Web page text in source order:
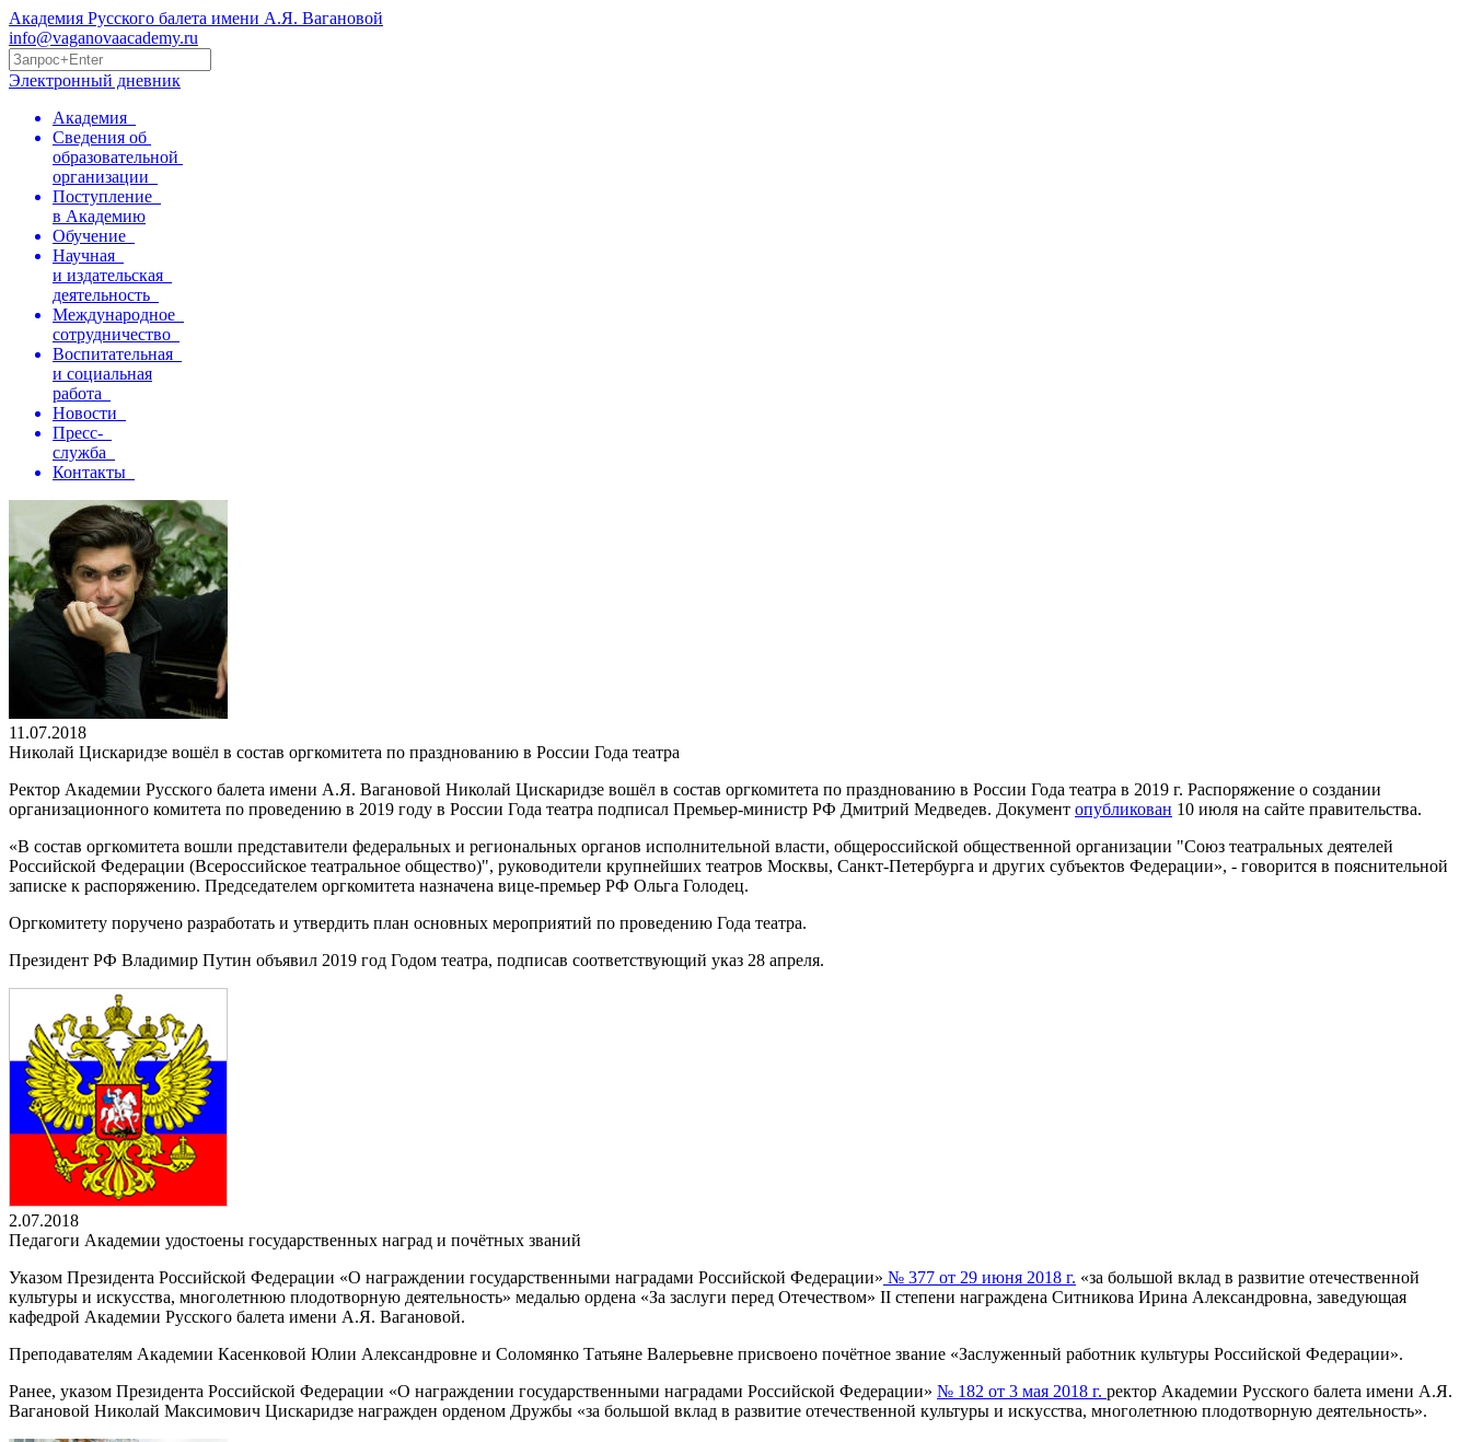
Академия Русского балета имени А.Я. Вагановой
info@vaganovaacademy.ru
Электронный дневник
Академия
Сведения об
образовательной
организации
Поступление
в Академию
Обучение
Научная
и издательская
деятельность
Международное
сотрудничество
Воспитательная
и социальная
работа
Новости
Пресс-
служба
Контакты
11.07.2018
Николай Цискаридзе вошёл в состав оргкомитета по празднованию в России Года театра
Ректор Академии Русского балета имени А.Я. Вагановой Николай Цискаридзе вошёл в состав оргкомитета по празднованию в России Года театра в 2019 г. Распоряжение о создании
организационного комитета по проведению в 2019 году в России Года театра подписал Премьер-министр РФ Дмитрий Медведев. Документ опубликован 10 июля на сайте правительства.
«В состав оргкомитета вошли представители федеральных и региональных органов исполнительной власти, общероссийской общественной организации "Союз театральных деятелей
Российской Федерации (Всероссийское театральное общество)", руководители крупнейших театров Москвы, Санкт-Петербурга и других субъектов Федерации», - говорится в пояснительной
записке к распоряжению. Председателем оргкомитета назначена вице-премьер РФ Ольга Голодец.
Оргкомитету поручено разработать и утвердить план основных мероприятий по проведению Года театра.
Президент РФ Владимир Путин объявил 2019 год Годом театра, подписав соответствующий указ 28 апреля.
2.07.2018
Педагоги Академии удостоены государственных наград и почётных званий
Указом Президента Российской Федерации «О награждении государственными наградами Российской Федерации» № 377 от 29 июня 2018 г. «за большой вклад в развитие отечественной
культуры и искусства, многолетнюю плодотворную деятельность» медалью ордена «За заслуги перед Отечеством» II степени награждена Ситникова Ирина Александровна, заведующая
кафедрой Академии Русского балета имени А.Я. Вагановой.
Преподавателям Академии Касенковой Юлии Александровне и Соломянко Татьяне Валерьевне присвоено почётное звание «Заслуженный работник культуры Российской Федерации».
Ранее, указом Президента Российской Федерации «О награждении государственными наградами Российской Федерации» № 182 от 3 мая 2018 г. ректор Академии Русского балета имени А.Я.
Вагановой Николай Максимович Цискаридзе награжден орденом Дружбы «за большой вклад в развитие отечественной культуры и искусства, многолетнюю плодотворную деятельность».